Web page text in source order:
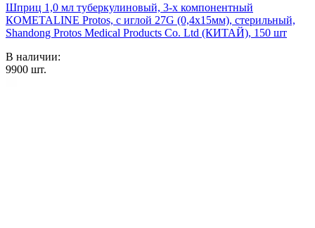
Шприц 1,0 мл туберкулиновый, 3-х компонентный
КОМЕТАLINE Protos, c иглой 27G (0,4х15мм), стерильный,
Shandong Protos Medical Products Co. Ltd (КИТАЙ), 150 шт
В наличии:
9900 шт.